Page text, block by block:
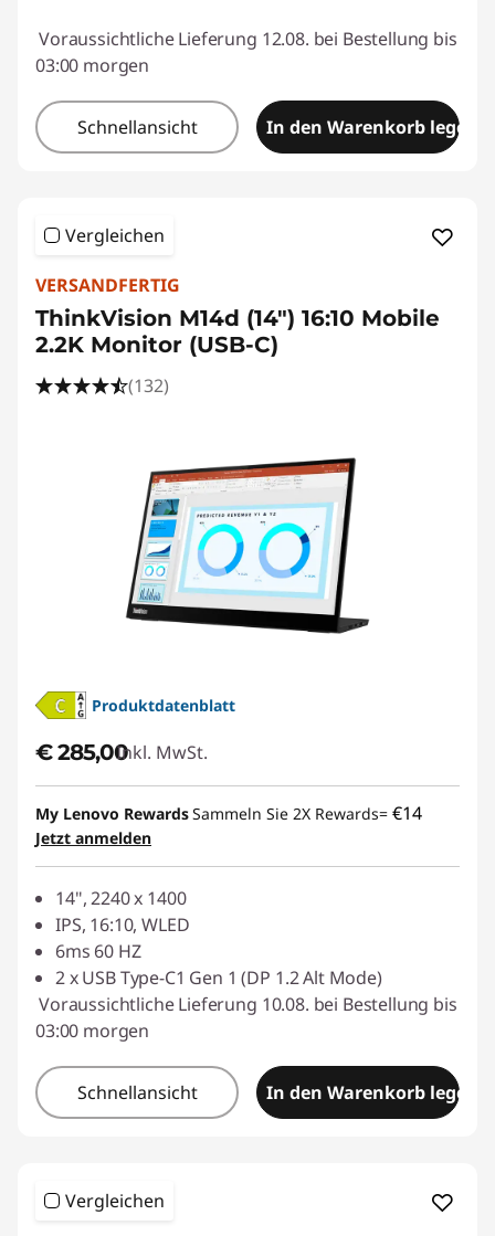
Voraussichtliche Lieferung 12.08. bei Bestellung bis
03:00 morgen
Schnellansicht In den Warenkorb legen
Vergleichen
VERSANDFERTIG
ThinkVision M14d (14") 16:10 Mobile
2.2K Monitor (USB-C)
(132)
Produktdatenblatt
€ 285,00Inkl. MwSt.
My Lenovo RewardsSammeln Sie 2X Rewards= €14
Jetzt anmelden
14", 2240 x 1400
IPS, 16:10, WLED
6ms 60 HZ
2 x USB Type-C1 Gen 1 (DP 1.2 Alt Mode)
Voraussichtliche Lieferung 10.08. bei Bestellung bis
03:00 morgen
Schnellansicht In den Warenkorb legen
Vergleichen